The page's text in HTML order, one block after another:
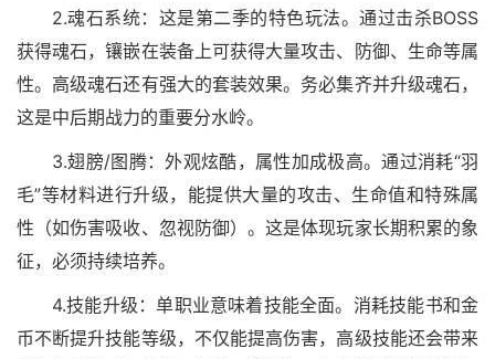
2.魂石系统：这是第二季的特色玩法。通过击杀BOSS
获得魂石，镶嵌在装备上可获得大量攻击、防御、生命等属
性。高级魂石还有强大的套装效果。务必集齐并升级魂石，
这是中后期战力的重要分水岭。
3.翅膀/图腾：外观炫酷，属性加成极高。通过消耗“羽
毛”等材料进行升级，能提供大量的攻击、生命值和特殊属
性（如伤害吸收、忽视防御）。这是体现玩家长期积累的象
征，必须持续培养。
4.技能升级：单职业意味着技能全面。消耗技能书和金
币不断提升技能等级，不仅能提高伤害，高级技能还会带来